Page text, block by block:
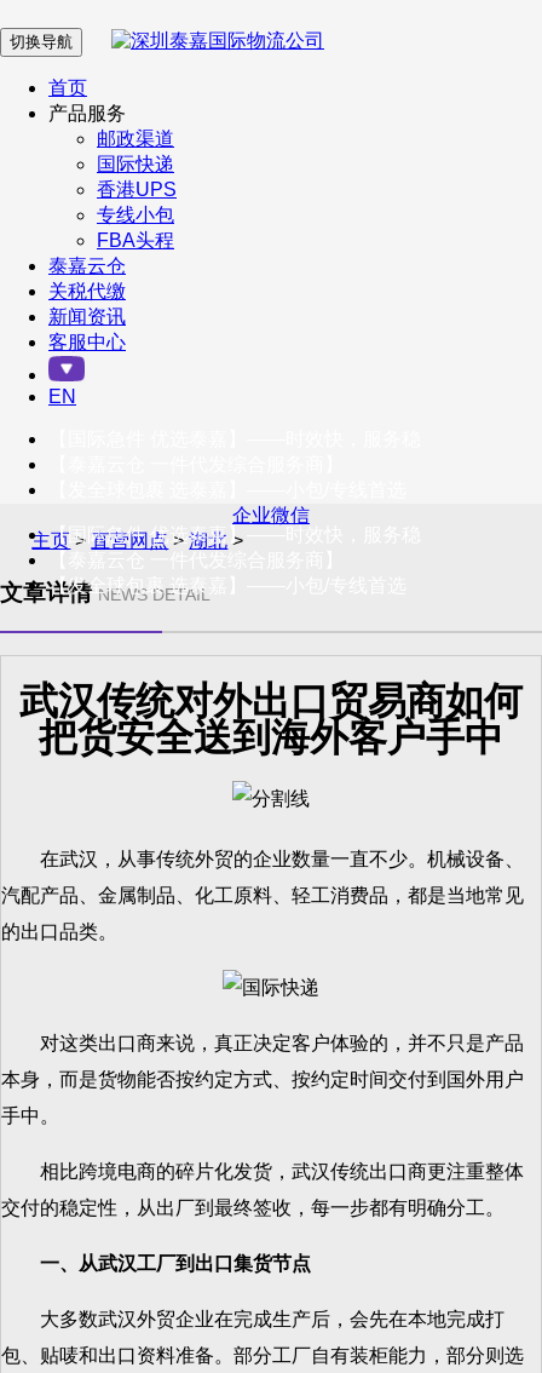
在 线 客 服
企业微信
订阅号
客户服务热线
400-098-5699
联系我们
切换导航
首页
产品服务
邮政渠道
国际快递
香港UPS
专线小包
FBA头程
泰嘉云仓
关税代缴
新闻资讯
客服中心
EN
【国际急件 优选泰嘉】——时效快，服务稳
【发全球包裹 选泰嘉】——小包/专线首选
企业微信
主页 > 直营网点 >湖北 >
文章详情 NEWS DETAIL
武汉传统对外出口贸易商如何
把货安全送到海外客户手中
在武汉，从事传统外贸的企业数量一直不少。机械设备、
汽配产品、金属制品、化工原料、轻工消费品，都是当地常见
的出口品类。
对这类出口商来说，真正决定客户体验的，并不只是产品
本身，而是货物能否按约定方式、按约定时间交付到国外用户
手中。
相比跨境电商的碎片化发货，武汉传统出口商更注重整体
交付的稳定性，从出厂到最终签收，每一步都有明确分工。
一、从武汉工厂到出口集货节点
大多数武汉外贸企业在完成生产后，会先在本地完成打
包、贴唛和出口资料准备。部分工厂自有装柜能力，部分则选